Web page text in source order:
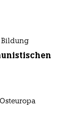
Bildung